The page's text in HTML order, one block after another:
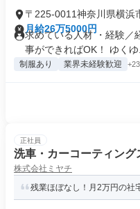
〒225-0011神奈川県横浜
月給26万5000円
求めている人材 ・経験／
事ができればOK！ ゆくゆ
制服あり 業界未経験歓迎
正社員
洗車・カーコーティング
株式会社ミヤチ
残業ほぼなし！月2万円の社